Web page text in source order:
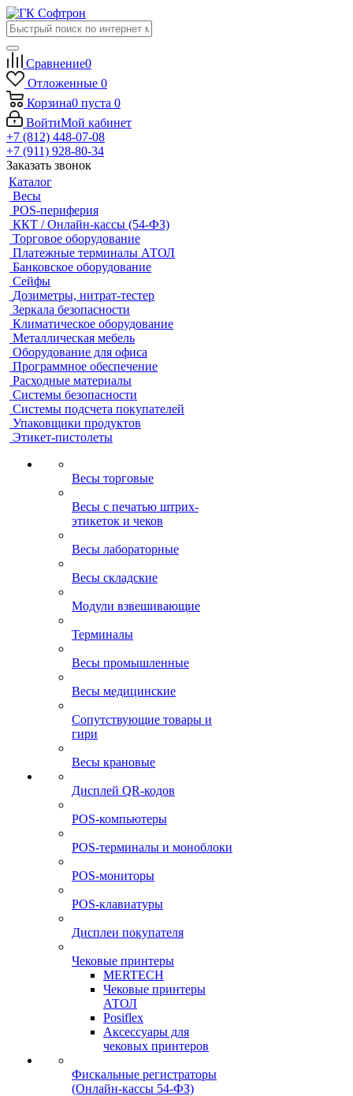
Сравнение0
Отложенные 0
Корзина0 пуста 0
ВойтиМой кабинет
+7 (812) 448-07-08
+7 (911) 928-80-34
Заказать звонок
Каталог
Весы
POS-периферия
ККТ / Онлайн-кассы (54-ФЗ)
Торговое оборудование
Платежные терминалы АТОЛ
Банковское оборудование
Сейфы
Дозиметры, нитрат-тестер
Зеркала безопасности
Климатическое оборудование
Металлическая мебель
Оборудование для офиса
Программное обеспечение
Расходные материалы
Системы безопасности
Системы подсчета покупателей
Упаковщики продуктов
Этикет-пистолеты
Весы торговые
Весы с печатью штрих-
этикеток и чеков
Весы лабораторные
Весы складские
Модули взвешивающие
Терминалы
Весы промышленные
Весы медицинские
Сопутствующие товары и
гири
Весы крановые
Дисплей QR-кодов
POS-компьютеры
POS-терминалы и моноблоки
POS-мониторы
POS-клавиатуры
Дисплеи покупателя
Чековые принтеры
MERTECH
Чековые принтеры
АТОЛ
Posiflex
Аксессуары для
чековых принтеров
Фискальные регистраторы
(Онлайн-кассы 54-ФЗ)